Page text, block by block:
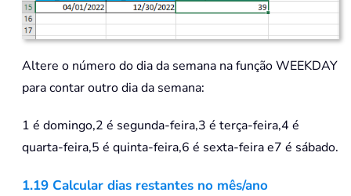
Altere o número do dia da semana na função WEEKDAY
para contar outro dia da semana:
1 é domingo,2 é segunda-feira,3 é terça-feira,4 é
quarta-feira,5 é quinta-feira,6 é sexta-feira e7 é sábado.
1.19 Calcular dias restantes no mês/ano